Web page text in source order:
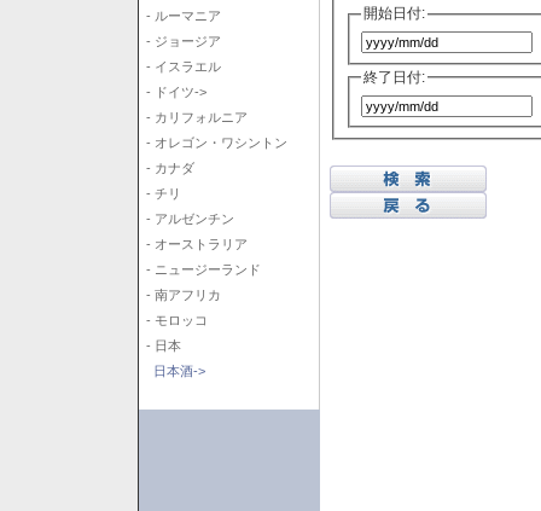
- ルーマニア
- ジョージア
- イスラエル
- ドイツ->
- カリフォルニア
- オレゴン・ワシントン
- カナダ
- チリ
- アルゼンチン
- オーストラリア
- ニュージーランド
- 南アフリカ
- モロッコ
- 日本
日本酒->
開始日付:
終了日付: